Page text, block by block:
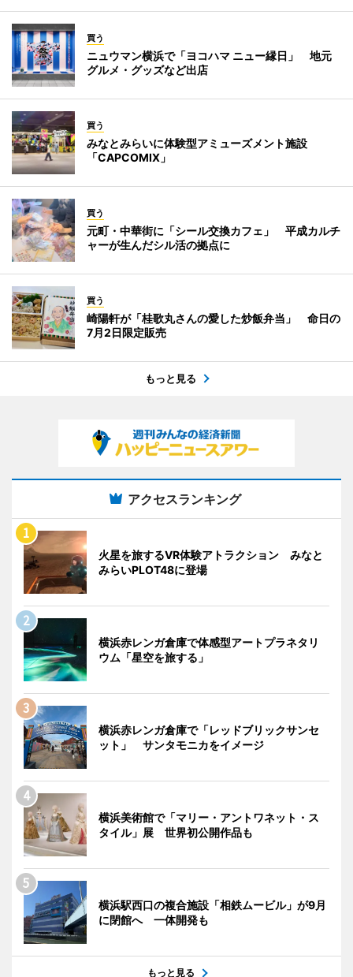
買う
ニュウマン横浜で「ヨコハマ ニュー縁日」 地元
グルメ・グッズなど出店
買う
みなとみらいに体験型アミューズメント施設
「CAPCOMIX」
買う
元町・中華街に「シール交換カフェ」 平成カルチ
ャーが生んだシル活の拠点に
買う
崎陽軒が「桂歌丸さんの愛した炒飯弁当」 命日の
7月2日限定販売
もっと見る
アクセスランキング
火星を旅するVR体験アトラクション みなと
みらいPLOT48に登場
横浜赤レンガ倉庫で体感型アートプラネタリ
ウム「星空を旅する」
横浜赤レンガ倉庫で「レッドブリックサンセ
ット」 サンタモニカをイメージ
横浜美術館で「マリー・アントワネット・ス
タイル」展 世界初公開作品も
横浜駅西口の複合施設「相鉄ムービル」が9月
に閉館へ 一体開発も
もっと見る